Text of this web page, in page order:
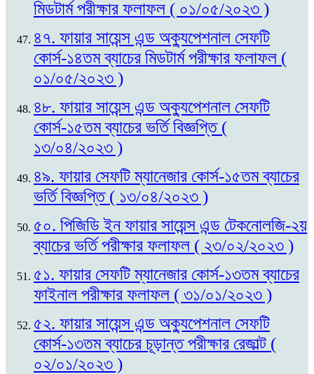
মিডটার্ম পরীক্ষার ফলাফল ( ০১/০৫/২০২৩ )
৪৭. ফায়ার সায়েন্স এন্ড অক্যুপেশনাল সেফটি
কোর্স-১৪তম ব্যাচের মিডটার্ম পরীক্ষার ফলাফল (
০১/০৫/২০২৩ )
৪৮. ফায়ার সায়েন্স এন্ড অক্যুপেশনাল সেফটি
কোর্স-১৫তম ব্যাচের ভর্তি বিজ্ঞপ্তি (
১৩/০৪/২০২৩ )
৪৯. ফায়ার সেফটি ম্যানেজার কোর্স-১৫তম ব্যাচের
ভর্তি বিজ্ঞপ্তি ( ১৩/০৪/২০২৩ )
৫০. পিজিডি ইন ফায়ার সায়েন্স এন্ড টেকনোলজি-২য়
ব্যাচের ভর্তি পরীক্ষার ফলাফল ( ২৩/০২/২০২৩ )
৫১. ফায়ার সেফটি ম্যানেজার কোর্স-১৩তম ব্যাচের
ফাইনাল পরীক্ষার ফলাফল ( ৩১/০১/২০২৩ )
৫২. ফায়ার সায়েন্স এন্ড অক্যুপেশনাল সেফটি
কোর্স-১৩তম ব্যাচের চূড়ান্ত পরীক্ষার রেজাল্ট (
০২/০১/২০২৩ )